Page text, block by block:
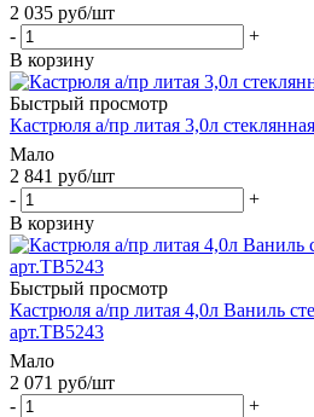
2 035 руб/шт
-
+
В корзину
Быстрый просмотр
Кастрюля а/пр литая 3,0л
Мало
2 841 руб/шт
-
+
В корзину
Быстрый просмотр
Кастрюля а/пр литая 4,0л Ваниль
арт.ТВ5243
Мало
2 071 руб/шт
-
+